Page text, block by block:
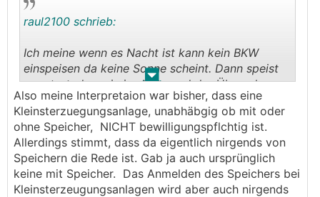
. .
raul2100 schrieb:
Ich meine wenn es Nacht ist kann kein BKW
einspeisen da keine Sonne scheint. Dann speist
man trotzdem ein ins Netz und der Überschuss
scheint auf. Heisst Speicher ist am Netz
angeschlossen und muss normal abgenommen
werden
Also meine Interpretaion war bisher, dass eine
Kleinsterzuegungsanlage, unabhäbgig ob mit oder
ohne Speicher, NICHT bewilligungspflchtig ist.
Allerdings stimmt, dass da eigentlich nirgends von
Speichern die Rede ist. Gab ja auch ursprünglich
keine mit Speicher. Das Anmelden des Speichers bei
Kleinsterzeugungsanlagen wird aber auch nirgends